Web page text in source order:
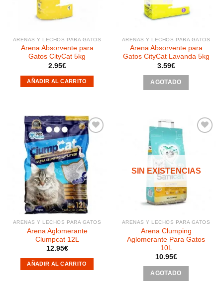
ARENAS Y LECHOS PARA GATOS
Arena Absorvente para
Gatos CityCat 5kg
2.95€
AÑADIR AL CARRITO
ARENAS Y LECHOS PARA GATOS
Arena Absorvente para
Gatos CityCat Lavanda 5kg
3.59€
AGOTADO
Añadir
a la
lista de
deseos
ARENAS Y LECHOS PARA GATOS
Arena Aglomerante
Clumpcat 12L
12.95€
AÑADIR AL CARRITO
lista de
SIN EXISTENCIAS
ARENAS Y LECHOS PARA GATOS
Arena Clumping
Aglomerante Para Gatos
10L
10.95€
AGOTADO